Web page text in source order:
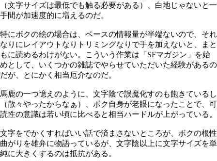
（文字サイズは最低でも触る必要がある）、白地じゃないと一
手間が加速度的に増えるのだ。
特にボクの絵の場合は、ベースの情報量が半端ないので、それ
なりにレイアウトなりトリミングなりで手を加えないと、まと
もに読めるわけがない。こういう作業は「SFマガジン」を始
めとして、いくつかの雑誌でやらせていただいた経験があるの
だが、とにかく相当厄介なのだ。
馬鹿の一つ憶えのように、文字陰で誤魔化すのも飽きているし
（散々やったからなぁ）、ボク自身が老眼になったことで、可
読性の意識は若い頃に比べると相当ハードルが上がっている。
文字をでかくすればいい話で済まさないところが、ボクの根性
曲がりを雄弁に物語っているが、文字陰以上に文字サイズを単
純に大きくするのは抵抗がある。